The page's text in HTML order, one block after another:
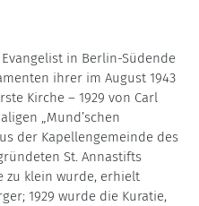
in Berlin-Südende
ihrer im August 1943
Kirche – 1929 von Carl
„Mund’schen
der Kapellengemeinde des
St. Annastifts
zu klein wurde, erhielt
1929 wurde die Kuratie,